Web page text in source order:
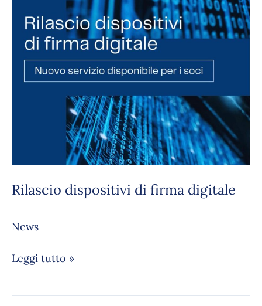
Rilascio dispositivi di firma digitale
News
Leggi tutto »